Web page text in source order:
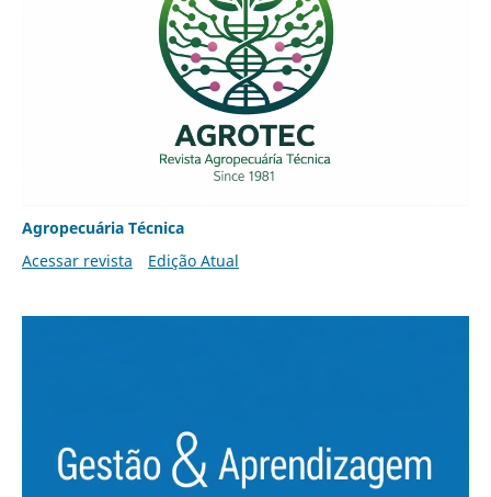
Agropecuária Técnica
Acessar revista
Edição Atual